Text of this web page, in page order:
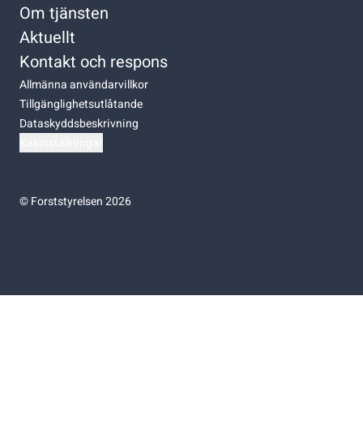
Om tjänsten
Aktuellt
Kontakt och respons
Allmänna användarvillkor
Tillgänglighetsutlåtande
Dataskyddsbeskrivning
©Forststyrelsen 2026